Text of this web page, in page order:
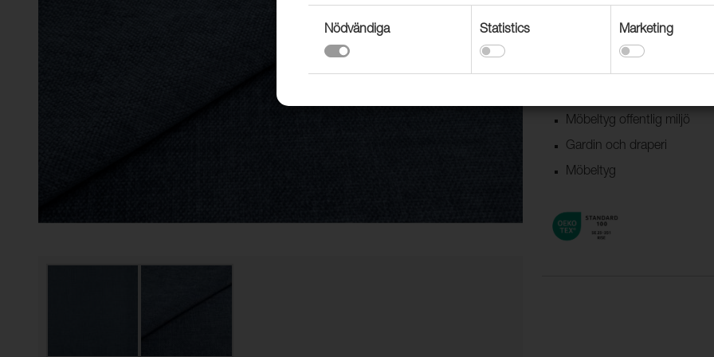
Användningsområden
Möbeltyg offentlig miljö
Gardin och draperi
Möbeltyg
Nödvändiga Statistics Marketing